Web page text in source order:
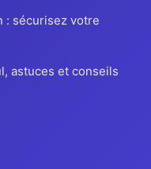
: sécurisez votre
astuces et conseils